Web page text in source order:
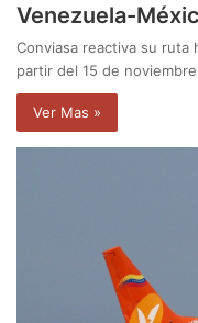
Venezuela-
Conviasa reactiva su ruta
partir del 15 de
Ver Mas »